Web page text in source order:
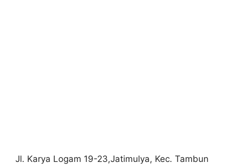
Jl. Karya Logam 19-23,Jatimulya, Kec. Tambun